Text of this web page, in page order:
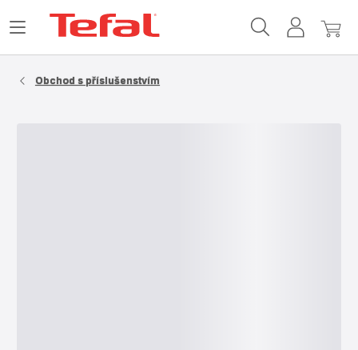
Tefal
MůjMůj
Obchod s příslušenstvím​